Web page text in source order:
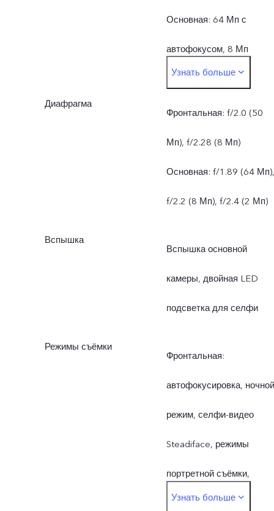
Основная: 64 Мп с
автофокусом, 8 Мп
(широкоугольная), 2 Мп
(макро)
Узнать больше
Диафрагма
Фронтальная: f/2.0 (50
Мп), f/2.28 (8 Мп)
Основная: f/1.89 (64 Мп),
f/2.2 (8 Мп), f/2.4 (2 Мп)
Вспышка
Вспышка основной
камеры, двойная LED
подсветка для селфи
Режимы съёмки
Фронтальная:
автофокусировка, ночной
режим, селфи-видео
Steadiface, режимы
портретной съёмки,
двойная экспозиция,
Узнать больше